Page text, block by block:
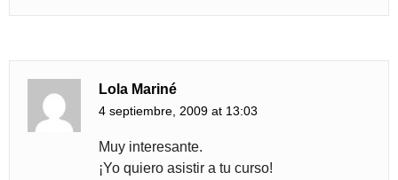
Lola Mariné
4 septiembre, 2009 at 13:03
Muy interesante.
¡Yo quiero asistir a tu curso!